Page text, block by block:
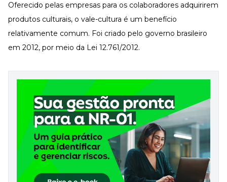
Gestão de Pessoas e Liderança
Capacitação com especialistas
Recursos Humanos
Fortaleça a cultura organizacional
Materiais Gratuitos
Materiais Gratuitos
Todos os Materiais Gratuitos
Confira nossos materiais
E-book
Aprofunde seu conhecimento
Oferecido pelas empresas para os colaboradores adquirirem
produtos culturais, o vale-cultura é um benefício
relativamente comum. Foi criado pelo governo brasileiro
em 2012, por meio da Lei 12.761/2012.